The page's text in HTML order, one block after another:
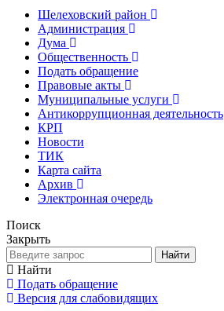
Шелеховский район
Администрация
Дума
Общественность
Подать обращение
Правовые акты
Муниципальные услуги
Антикоррупционная деятельность
КРП
Новости
ТИК
Карта сайта
Архив
Электронная очередь
Поиск
Закрыть
Найти
Найти
Подать обращение
Версия для слабовидящих